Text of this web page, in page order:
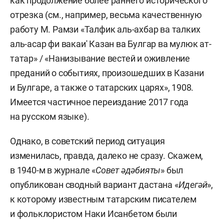
отрезка (см., например, весьма качественную
работу М. Рамзи «Талфик аль-ахбар ва талких
аль-асар фи вакаи' Казан ва Булгар ва мулюк ат-
татар» / «Нанизывание вестей и оживление
преданий о событиях, произошедших в Казани
и Булгаре, а также о татарских царях», 1908.
Имеется частичное переиздание 2017 года
на русском языке).
Однако, в советский период ситуация
изменилась, правда, далеко не сразу. Скажем,
в 1940-м в журнале «Совет әдәбияты» был
опубликован сводный вариант дастана «Идегәй»,
к которому известным татарским писателем
и фольклористом Наки Исанбетом были